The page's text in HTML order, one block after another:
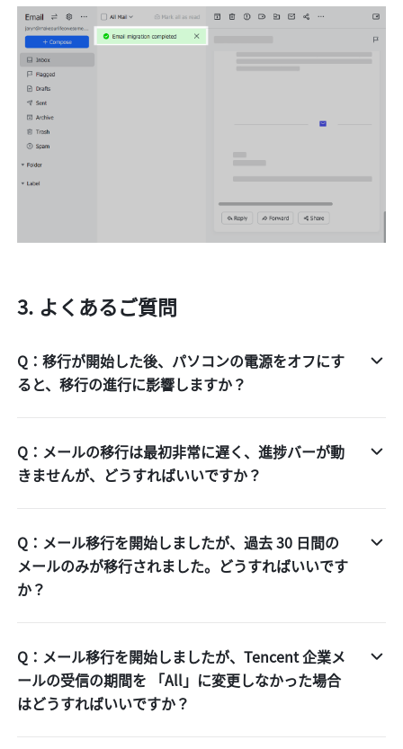
よくあるご質問
Q：移行が開始した後、パソコンの電源をオフにす
ると、移行の進行に影響しますか？
Q：メールの移行は最初非常に遅く、進捗バーが動
きませんが、どうすればいいですか？
Q：メール移行を開始しましたが、過去 30 日間の
メールのみが移行されました。どうすればいいです
か？
Q：メール移行を開始しましたが、Tencent 企業メ
ールの受信の期間を 「All」に変更しなかった場合
はどうすればいいですか？